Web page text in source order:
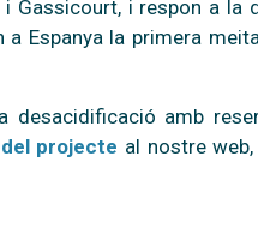
Gassicourt, i respon a la
Espanya la primera
amb
projecte al nostre